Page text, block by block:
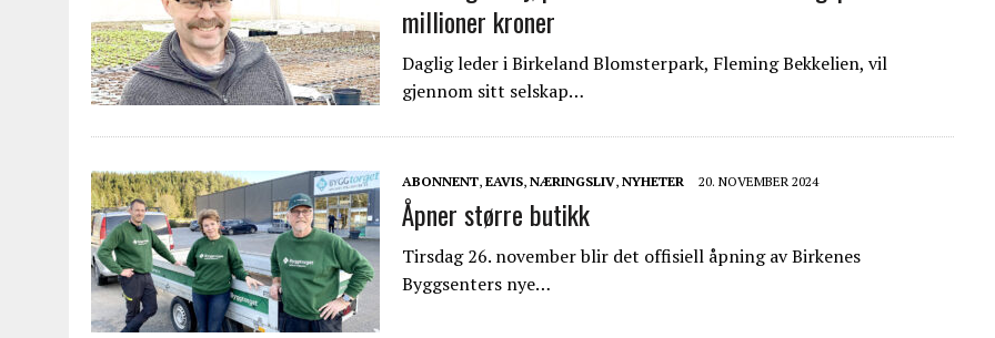
millioner kroner
Daglig leder i Birkeland Blomsterpark, Fleming Bekkelien, vil
gjennom sitt selskap…
ABONNENT, EAVIS, NÆRINGSLIV, NYHETER 20. NOVEMBER 2024
Åpner større butikk
Tirsdag 26. november blir det offisiell åpning av Birkenes
Byggsenters nye…